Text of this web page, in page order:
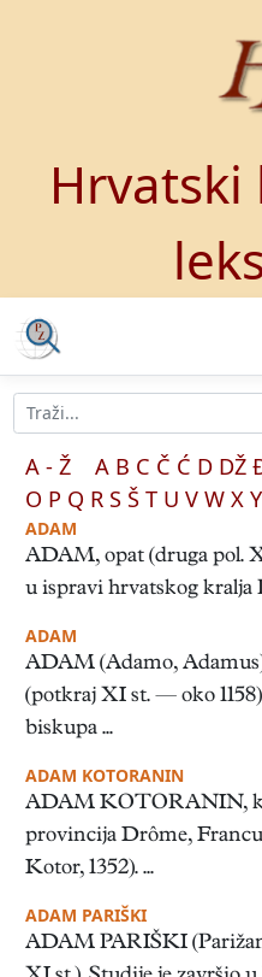
A - Ž A B C Č Ć D DŽ
O P Q R S Š T U V W X Y
ADAM
ADAM, opat (druga pol.
u ispravi hrvatskog kralja
ADAM
ADAM (Adamo,
(potkraj XI st. — oko
biskupa ...
ADAM KOTORANIN
ADAM KOTORANIN,
provincija Drôme,
Kotor, 1352). ...
ADAM PARIŠKI
ADAM PARIŠKI